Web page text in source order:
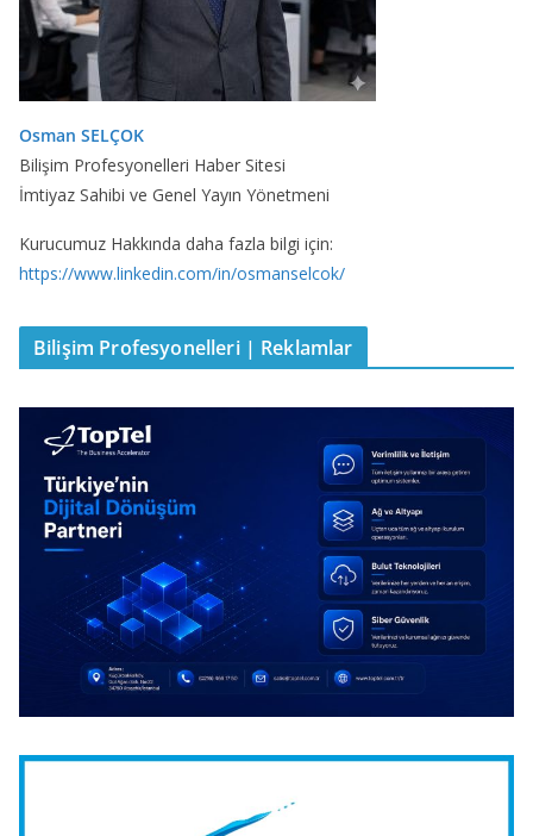
Osman SELÇOK
Bilişim Profesyonelleri Haber Sitesi
İmtiyaz Sahibi ve Genel Yayın Yönetmeni
Kurucumuz Hakkında daha fazla bilgi için:
https://www.linkedin.com/in/osmanselcok/
Bilişim Profesyonelleri | Reklamlar